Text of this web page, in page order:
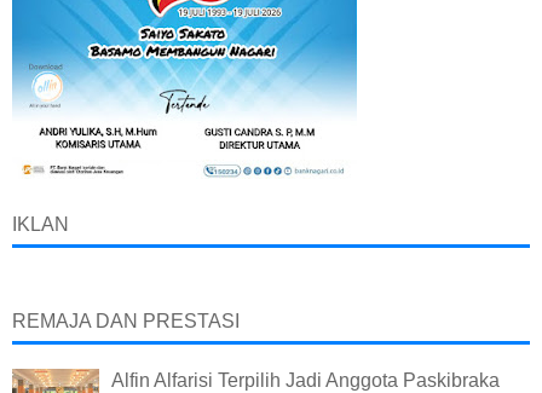
IKLAN
REMAJA DAN PRESTASI
Alfin Alfarisi Terpilih Jadi Anggota Paskibraka